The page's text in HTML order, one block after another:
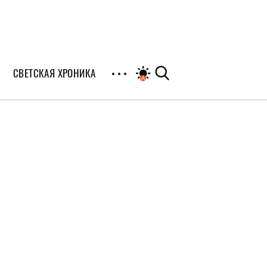
СВЕТСКАЯ ХРОНИКА